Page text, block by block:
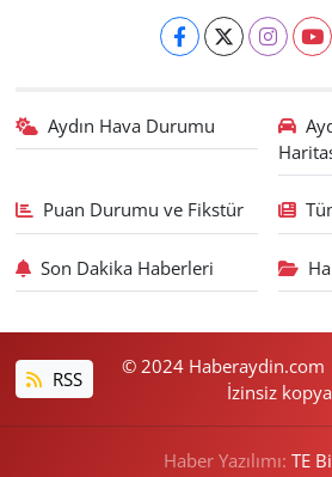
Aydın Hava Durumu
Puan Durumu ve Fikstür
Son Dakika Haberleri
RSS
© 2024 Haberaydin.com
İzinsiz
Haber Yazılımı: TE